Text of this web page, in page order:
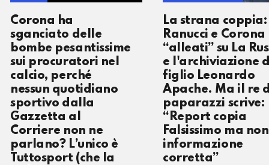
Corona ha
sganciato delle
bombe pesantissime
sui procuratori nel
calcio, perché
nessun quotidiano
sportivo dalla
Gazzetta al
Corriere non ne
parlano? L’unico è
Tuttosport (che la
La strana coppia:
Ranucci e Corona
“alleati” su La
e l'archiviazione
figlio Leonardo
Apache. Ma il re
paparazzi scrive:
“Report copia
Falsissimo ma
informazione
corretta”